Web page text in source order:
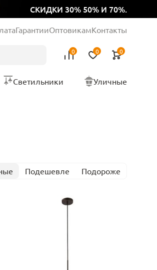
СКИДКИ 30% 50% И 70%.
ГарантииОптовикамКонтакты
0 0 0
Светильники Уличные
Подешевле Подороже